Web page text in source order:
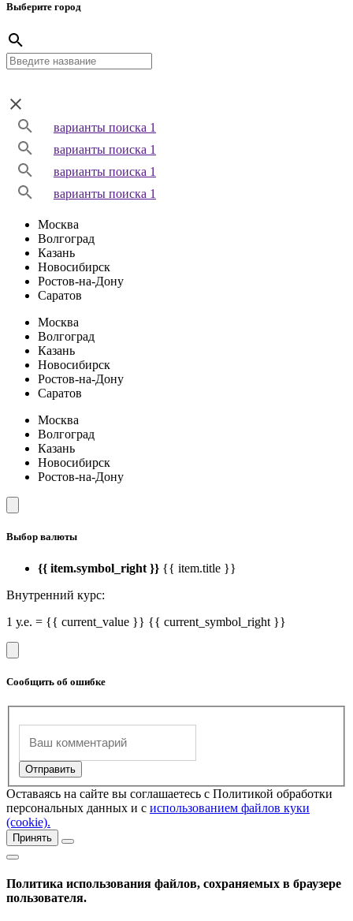
Выберите город
варианты поиска 1
варианты поиска 1
варианты поиска 1
варианты поиска 1
Москва
Волгоград
Казань
Новосибирск
Ростов-на-Дону
Саратов
Москва
Волгоград
Казань
Новосибирск
Ростов-на-Дону
Саратов
Москва
Волгоград
Казань
Новосибирск
Ростов-на-Дону
Выбор валюты
{{ item.symbol_right }} {{ item.title }}
Внутренний курс:
1 у.е. = {{ current_value }} {{ current_symbol_right }}
Сообщить об ошибке
Оставаясь на сайте вы соглашаетесь с Политикой обработки
персональных данных и с использованием файлов куки
(cookie).
Принять
Политика использования файлов, сохраняемых в браузере
пользователя.